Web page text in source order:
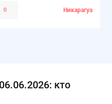
0 Никарагуа
кто